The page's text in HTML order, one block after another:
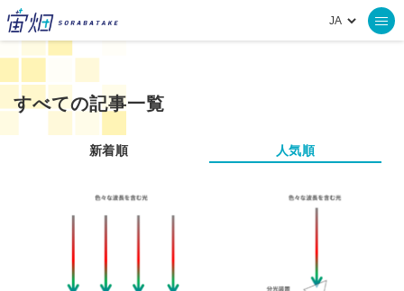
すべての記事一覧
新着順 人気順